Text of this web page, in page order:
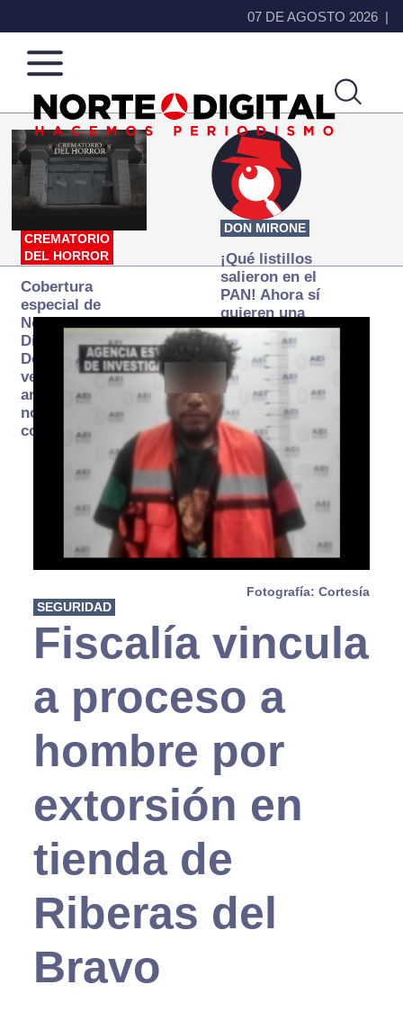
07 DE AGOSTO 2026
Norte
de
Ciudad
Más
que
noticias,
hacemos periodismo
CREMATORIO
DEL HORROR
Cobertura
especial de
Norte
Digital:
Donde la
verdad
arde… pero
no se
consume
DON MIRONE
¡Qué listillos
salieron en el
PAN! Ahora sí
quieren una
Fiscalía
autónoma… y
transexenal
Fotografía: Cortesía
SEGURIDAD
Fiscalía vincula
a proceso a
hombre por
extorsión en
tienda de
Riberas del
Bravo